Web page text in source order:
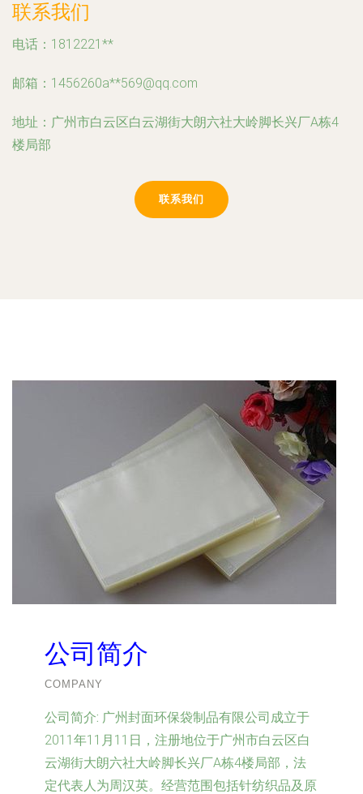
联系我们
电话：1812221**
邮箱：1456260a**569@qq.com
地址：广州市白云区白云湖街大朗六社大岭脚长兴厂A栋4
楼局部
联系我们
公司简介
COMPANY
公司简介: 广州封面环保袋制品有限公司成立于
2011年11月11日，注册地位于广州市白云区白
云湖街大朗六社大岭脚长兴厂A栋4楼局部，法
定代表人为周汉英。经营范围包括针纺织品及原